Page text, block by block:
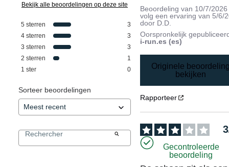
Bekijk alle beoordelingen op deze site
5 sterren
3
4 sterren
3
3 sterren
3
2 sterren
1
1 ster 0
Sorteer beoordelingen
Beoordeling van 10/7/2026
volg een ervaring van 5/6/
door D.D.
Oorspronkelijk
i-run.es (es)
Originele
bekijken
Rapporteer
3
Gecontroleerde
beoordeling